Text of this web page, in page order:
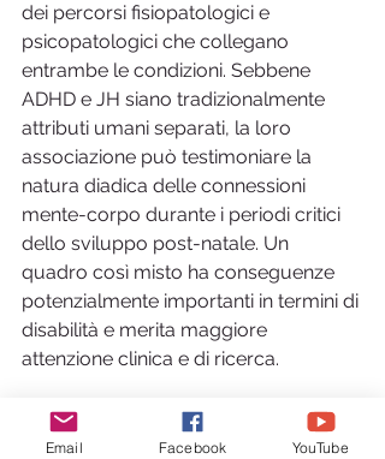
dei percorsi fisiopatologici e
psicopatologici che collegano
entrambe le condizioni. Sebbene
ADHD e JH siano tradizionalmente
attributi umani separati, la loro
associazione può testimoniare la
natura diadica delle connessioni
mente-corpo durante i periodi critici
dello sviluppo post-natale. Un
quadro così misto ha conseguenze
potenzialmente importanti in termini di
disabilità e merita maggiore
attenzione clinica e di ricerca.
Email Facebook YouTube